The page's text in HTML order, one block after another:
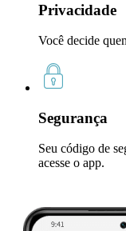
Privacidade
Você decide
Segurança
Seu código de
acesse o app.